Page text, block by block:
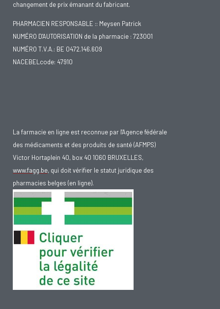
changement de prix émanant du fabricant.
PHARMACIEN RESPONSABLE :: Meysen Patrick
NUMÉRO D'AUTORISATION de la pharmacie : 723001
NUMÉRO T.V.A.: BE 0472.146.609
NACEBELcode: 47910
La farmacie en ligne est reconnue par l'Agence fédérale
des médicaments et des produits de santé (AFMPS)
Victor Hortaplein 40, box 40 1060 BRUXELLES,
www.fagg.be, qui doit vérifier le statut juridique des
pharmacies belges (en ligne).